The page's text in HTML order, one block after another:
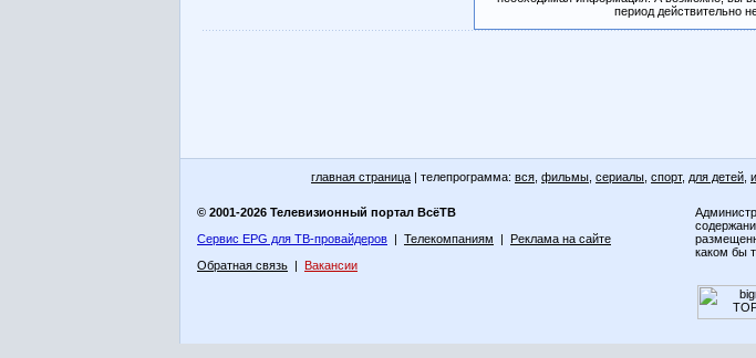
период действительно
главная страница | телепрограмма: вся фильмы сериалы спорт, для детей
© 2001-2026 Телевизионный портал ВсёТВ
Сервис EPG для ТВ-провайдеров | Телекомпаниям | Реклама на сайте
Обратная связь | Вакансии
каком бы